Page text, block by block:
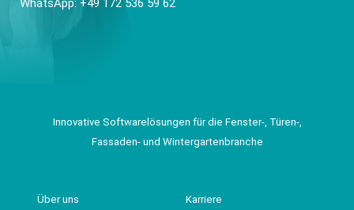
WhatsApp: +49 172 536 59 62
Innovative Softwarelösungen für die Fenster-, Türen-,
Fassaden- und Wintergartenbranche
Über uns Karriere